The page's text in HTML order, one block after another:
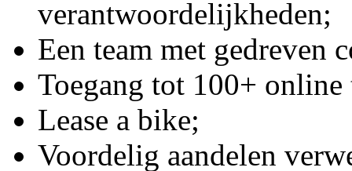
verantwoordelijkheden;
Een team met gedreven
Toegang tot 100+
Lease a bike;
Voordelig aandelen